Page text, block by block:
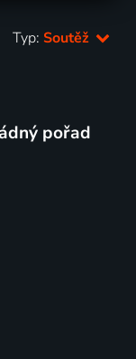
Typ: Soutěž
pořad